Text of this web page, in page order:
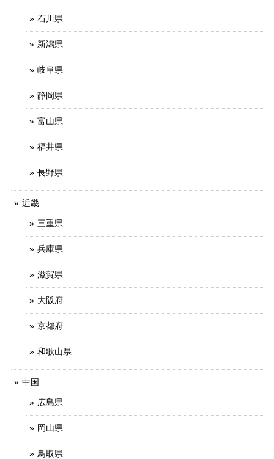
石川県
新潟県
岐阜県
静岡県
富山県
福井県
長野県
近畿
三重県
兵庫県
滋賀県
大阪府
京都府
和歌山県
中国
広島県
岡山県
鳥取県